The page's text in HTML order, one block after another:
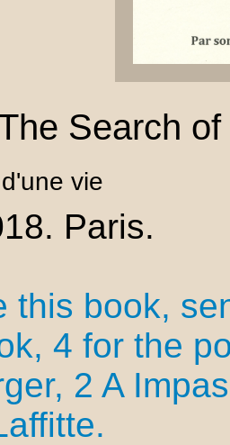
Search
vie
Paris.
this book,
4 for the
2 A